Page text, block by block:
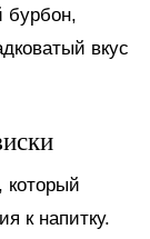
бурбон,
вкус
который
к напитку.